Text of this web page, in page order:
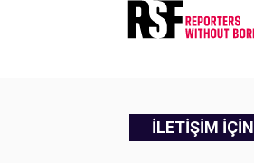
İLETİŞİM İÇİN